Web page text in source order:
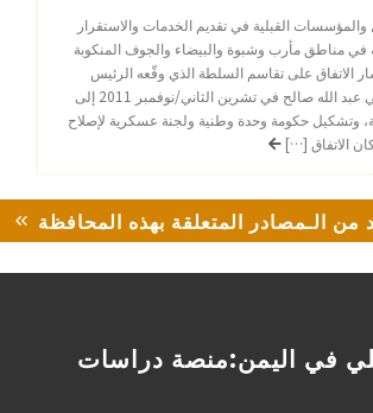
والمؤسسات القبلية في تقديم الخدمات والاستقرار
مناطق مأرب وشبوة والبيضاء والجوف المنكوبة
الاتفاق على تقاسم السلطة الذي وقّعه الرئيس
اليمني السابق علي عبد الله صالح في تشرين الثاني/نوفمبر 2011 إلى
وتشكيل حكومة وحدة وطنية ولجنة عسكرية لإصلاح
الاتفاق […]
الـمصادر المتعلقة بهذه المحافظة
في اليمن:منصة دراسات